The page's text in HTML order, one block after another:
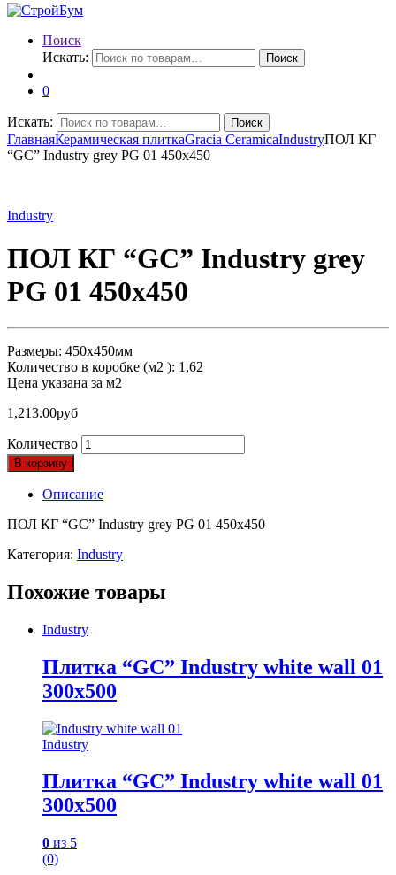
Поиск
Искать:
Поиск
0
Искать: Поиск
ГлавнаяКерамическая плиткаGracia CeramicaIndustryПОЛ КГ
“GC” Industry grey PG 01 450х450
Industry
ПОЛ КГ “GC” Industry grey
PG 01 450х450
Размеры: 450х450мм
Количество в коробке (м2 ): 1,62
Цена указана за м2
1,213.00руб
Количество
В корзину
Описание
ПОЛ КГ “GC” Industry grey PG 01 450х450
Категория: Industry
Похожие товары
Industry
Плитка “GC” Industry white wall 01
300х500
Industry
Плитка “GC” Industry white wall 01
300х500
0 из 5
(0)